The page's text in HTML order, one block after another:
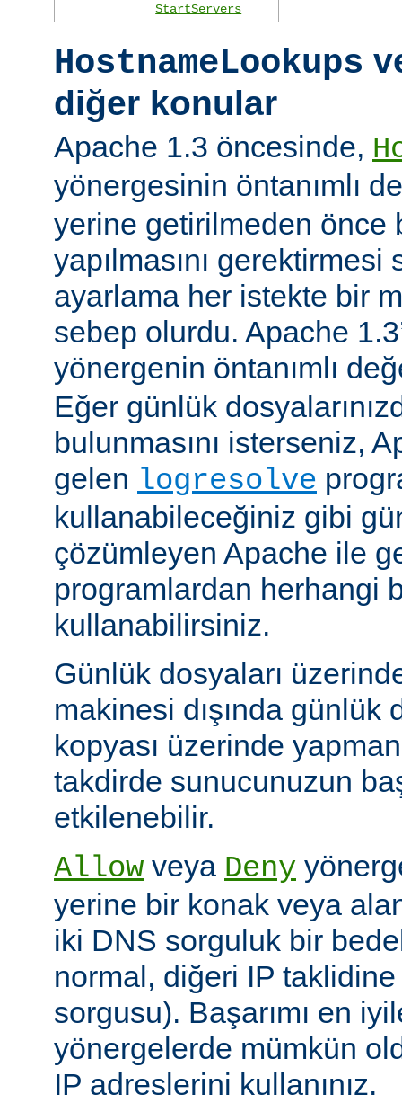
StartServers
HostnameLookups
diğer konular
Apache 1.3 öncesinde,
yönergesinin öntanımlı
yerine getirilmeden önce
yapılmasını
ayarlama her istekte bir
sebep olurdu. Apache
yönergenin öntanımlı
Eğer günlük
bulunmasını isterseniz,
gelen logresolve
kullanabileceğiniz gibi
çözümleyen Apache ile
programlardan herhangi
kullanabilirsiniz.
Günlük dosyaları
makinesi dışında günlük
kopyası üzerinde
takdirde sunucunuzun
etkilenebilir.
Allow veya Deny
yerine bir konak veya
iki DNS sorguluk bir
normal, diğeri IP taklidine
sorgusu). Başarımı en
yönergelerde mümkün
IP adreslerini kullanınız.